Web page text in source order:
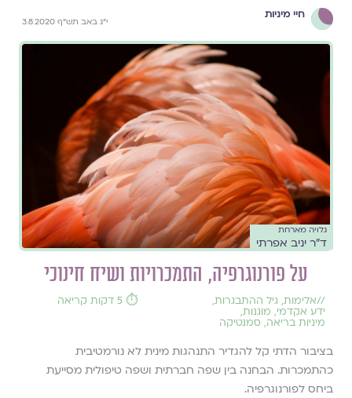
חיי מיניות
י"ג באב תש"ף 3.8.2020
גלויה מארחת
ד"ר יניב אפרתי
על פורנוגרפיה, התמכרויות ושיח חינוכי
//אלימות, גיל ההתבגרות,
ידע אקדמי, מוגנות,
מיניות בריאה, סמנטיקה
⏱️ 5 דקות קריאה
בציבור הדתי קל להגדיר התנהגות מינית לא נורמטיבית
כהתמכרות. הבחנה בין שפה חברתית ושפה טיפולית מסייעת
ביחס לפורנוגרפיה.